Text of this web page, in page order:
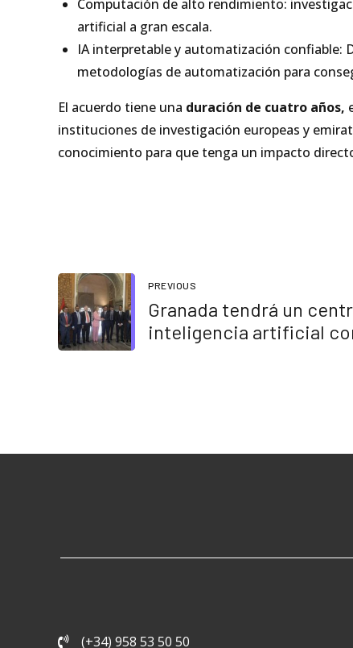
Computación de alto rendimiento:
artificial a gran escala.
IA interpretable y automatización confiable:
metodologías de automatización para
El acuerdo tiene una duración de cuatro años,
instituciones de investigación europeas y
conocimiento para que tenga un impacto
PREVIOUS
Granada tendrá un
inteligencia artificial
(+34) 958 53 50 50